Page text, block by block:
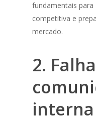
fundamentais para
competitiva e
mercado.
2.
interna